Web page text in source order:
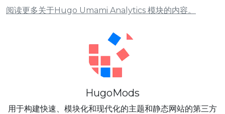
阅读更多关于Hugo Umami Analytics 模块的内容。
HugoMods
用于构建快速、模块化和现代化的主题和静态网站的第三方